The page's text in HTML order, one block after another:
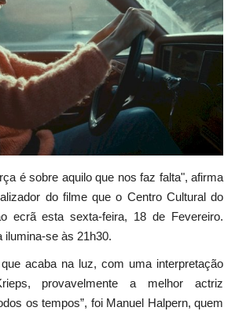
é sobre aquilo que nos faz falta", afirma
do filme que o Centro Cultural do
ecrã esta sexta-feira, 18 de Fevereiro.
ilumina-se às 21h30.
acaba na luz, com uma interpretação
provavelmente a melhor actriz
os tempos”, foi Manuel Halpern, quem